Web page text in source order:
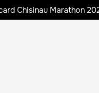
Chisinau Marathon